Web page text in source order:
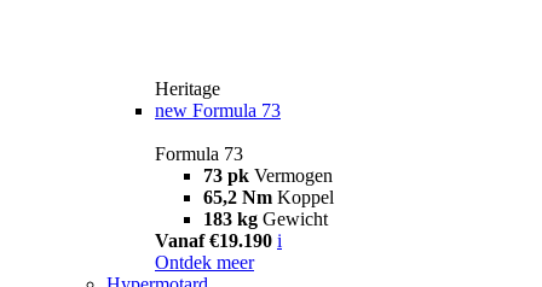
Heritage
new Formula 73
Formula 73
73 pk Vermogen
65,2 Nm Koppel
183 kg Gewicht
Vanaf €19.190 i
Ontdek meer